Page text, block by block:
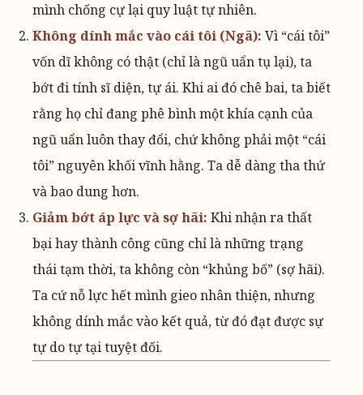
mình chống cự lại quy luật tự nhiên.
Không dính mắc vào cái tôi (Ngã): Vì “cái tôi”
vốn dĩ không có thật (chỉ là ngũ uẩn tụ lại), ta
bớt đi tính sĩ diện, tự ái. Khi ai đó chê bai, ta biết
rằng họ chỉ đang phê bình một khía cạnh của
ngũ uẩn luôn thay đổi, chứ không phải một “cái
tôi” nguyên khối vĩnh hằng. Ta dễ dàng tha thứ
và bao dung hơn.
Giảm bớt áp lực và sợ hãi: Khi nhận ra thất
bại hay thành công cũng chỉ là những trạng
thái tạm thời, ta không còn “khủng bố” (sợ hãi).
Ta cứ nỗ lực hết mình gieo nhân thiện, nhưng
không dính mắc vào kết quả, từ đó đạt được sự
tự do tự tại tuyệt đối.